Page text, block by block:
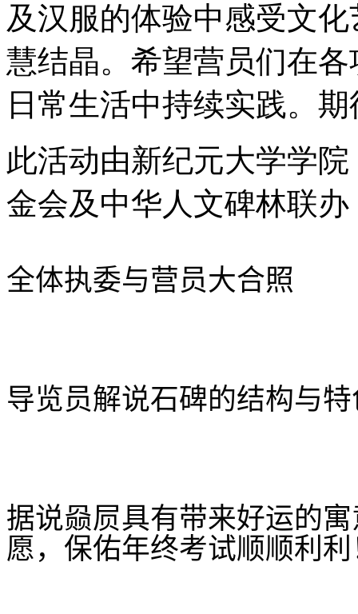
及汉服的体验中感受文
慧结晶。希望营员们在
日常生活中持续实践。
此活动由新纪元大学学
金会及中华人文碑林联
全体执委与营员大合照
导览员解说石碑的结构与特
据说赑屃具有带来好运的
愿，保佑年终考试顺顺利利